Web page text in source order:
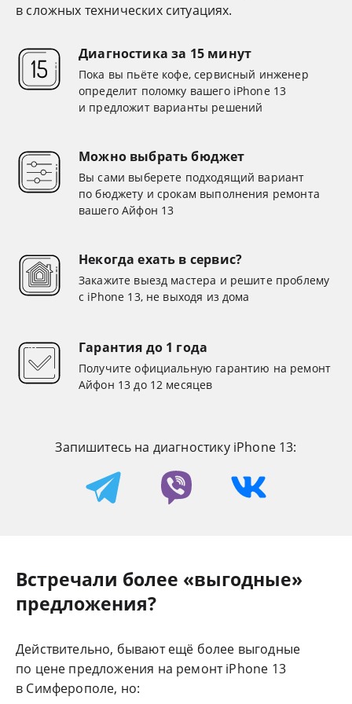
в сложных технических ситуациях.
Диагностика за 15 минут
Пока вы пьёте кофе, сервисный инженер
определит поломку вашего iPhone 13
и предложит варианты решений
Можно выбрать бюджет
Вы сами выберете подходящий вариант
по бюджету и срокам выполнения ремонта
вашего Айфон 13
Некогда ехать в сервис?
Закажите выезд мастера и решите проблему
с iPhone 13, не выходя из дома
Гарантия до 1 года
Получите официальную гарантию на ремонт
Айфон 13 до 12 месяцев
Запишитесь на диагностику iPhone 13:
Встречали более «выгодные»
предложения?
Действительно, бывают ещё более выгодные
по цене предложения на ремонт iPhone 13
в Симферополе, но: